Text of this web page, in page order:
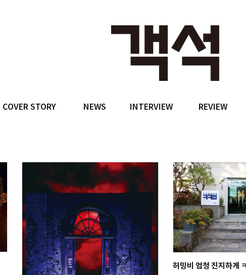
COVER STORY NEWS INTERVIEW REVIEW
허밍비 엄청 진지하게